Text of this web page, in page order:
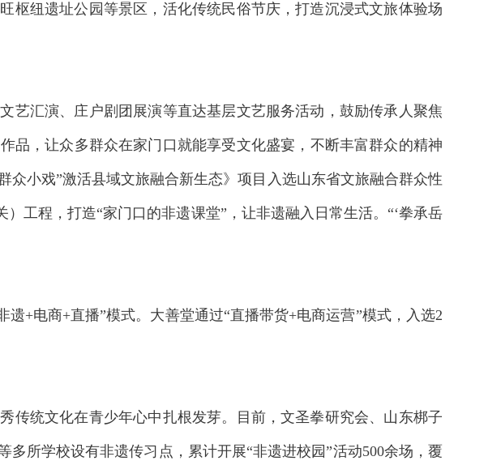
枢纽遗址公园等景区，活化传统民俗节庆，打造沉浸式文旅体验场
艺汇演、庄户剧团展演等直达基层文艺服务活动，鼓励传承人聚焦
品，让众多群众在家门口就能享受文化盛宴，不断丰富群众的精神
小戏”激活县域文旅融合新生态》项目入选山东省文旅融合群众性
工程，打造“家门口的非遗课堂”，让非遗融入日常生活。“‘拳承岳
+电商+直播”模式。大善堂通过“直播带货+电商运营”模式，入选2
传统文化在青少年心中扎根发芽。目前，文圣拳研究会、山东梆子
所学校设有非遗传习点，累计开展“非遗进校园”活动500余场，覆